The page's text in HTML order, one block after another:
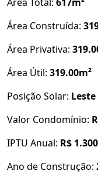
Investimento R$
IPTU R$ 1.300,00
ERNESTO &
Especializados no
"Para que todos
Área Construída:
Área Privativa:
Área Útil: 319.00m²
Posição Solar: Leste
Valor Condomínio:
IPTU Anual: R$
Ano de Construção: